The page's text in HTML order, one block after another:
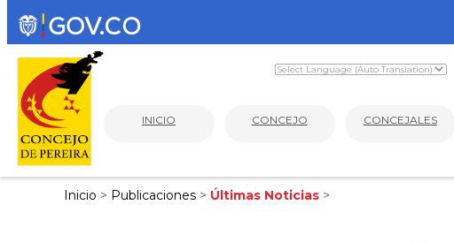
INICIO CONCEJO CONCEJALES
Inicio > Publicaciones > Últimas Noticias >